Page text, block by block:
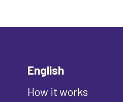
English
How it works